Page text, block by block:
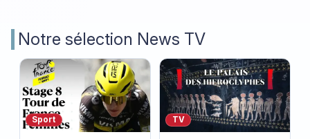
Notre sélection News TV
Sport TV